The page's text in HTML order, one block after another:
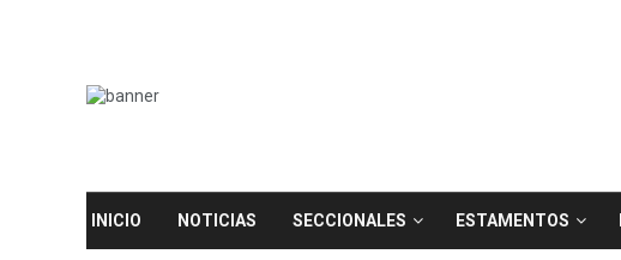
INICIO NOTICIAS SECCIONALES ESTAMENTOS